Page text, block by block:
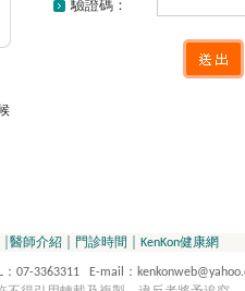
驗證碼：
醫師介紹 門診時間 KenKon健康網
07-3363311 E-mail：